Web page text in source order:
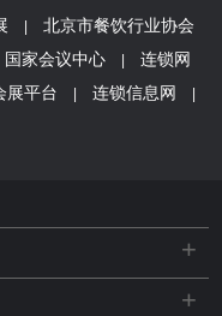
| 北京市餐饮行业协会
国家会议中心 | 连锁网
展平台 | 连锁信息网 |
+
+